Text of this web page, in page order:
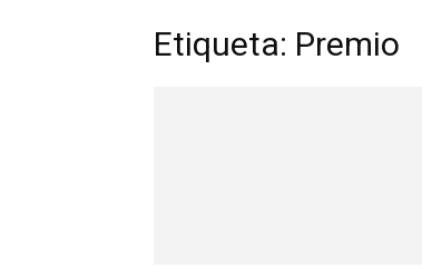
Etiqueta: Premio